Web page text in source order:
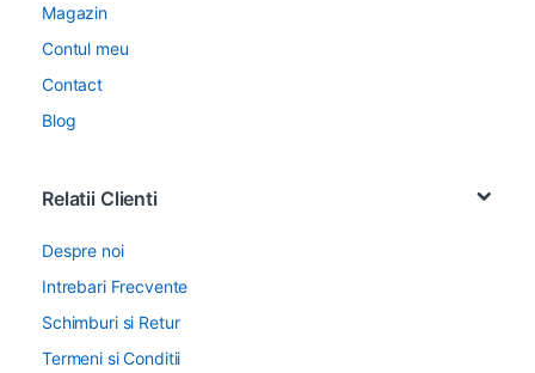
Magazin
Contul meu
Contact
Blog
Relatii Clienti
Despre noi
Intrebari Frecvente
Schimburi si Retur
Termeni si Conditii